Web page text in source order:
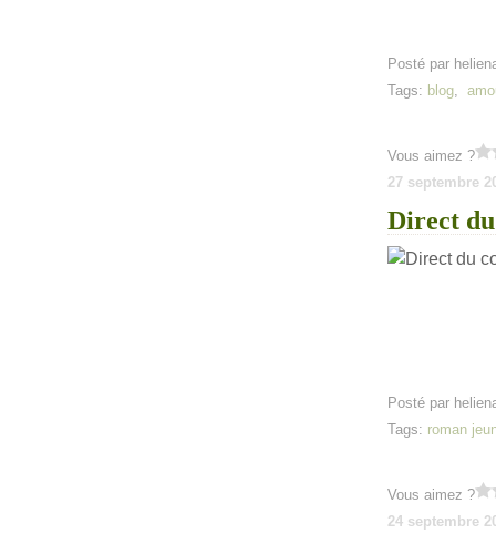
Posté par
Tags: blog,
Vous aimez ?
27 septembre
Direct
Posté par
Tags: roman
Vous aimez ?
24 septembre